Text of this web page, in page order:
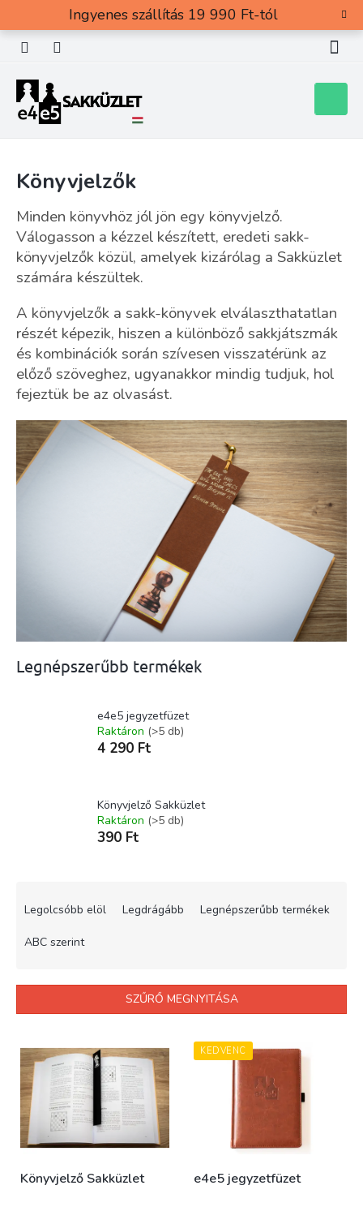
tartalomhoz
Ingyenes szállítás 19 990 Ft-tól
Könyvjelzők
Minden könyvhöz jól jön egy könyvjelző.
Válogasson a kézzel készített, eredeti sakk-
könyvjelzők közül, amelyek kizárólag a Sakküzlet
számára készültek.
A könyvjelzők a sakk-könyvek elválaszthatatlan
részét képezik, hiszen a különböző sakkjátszmák
és kombinációk során szívesen visszatérünk az
előző szöveghez, ugyanakkor mindig tudjuk, hol
fejeztük be az olvasást.
Legnépszerűbb termékek
e4e5 jegyzetfüzet
Raktáron (>5 db)
4 290 Ft
Könyvjelző Sakküzlet
Raktáron (>5 db)
390 Ft
m
k
e
n
d
z
é
e
Legolcsóbb elöl Legdrágább Legnépszerűbb termékek
ABC szerint
SZŰRŐ MEGNYITÁSA
e
r
m
k
e
Könyvjelző Sakküzlet
KEDVENC
e4e5 jegyzetfüzet